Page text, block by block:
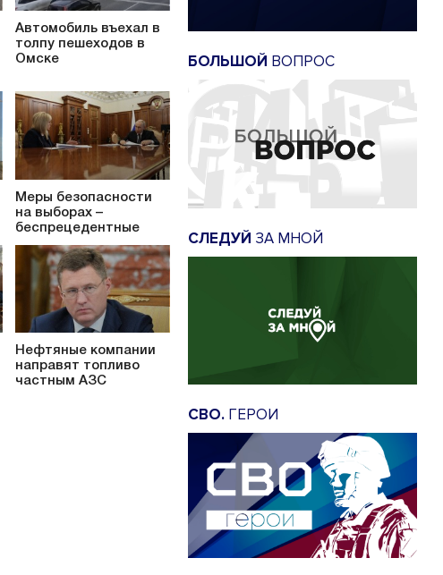
Автомобиль въехал в
толпу пешеходов в
Омске
Меры безопасности
на выборах –
беспрецедентные
Нефтяные компании
направят топливо
частным АЗС
БОЛЬШОЙ ВОПРОС
СЛЕДУЙ ЗА МНОЙ
СВО. ГЕРОИ